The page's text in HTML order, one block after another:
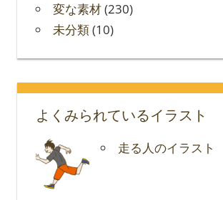
変な素材(230)
未分類(10)
よくみられているイラスト
走る人のイラスト